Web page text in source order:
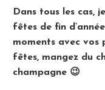
Dans tous les cas,
fêtes de fin
moments avec vos
fêtes, mangez du
champagne 😉